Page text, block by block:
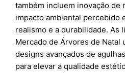
também incluem inovação de
impacto ambiental percebido
realismo e a durabilidade. As
Mercado de Árvores de Natal
designs avançados de
para elevar a qualidade